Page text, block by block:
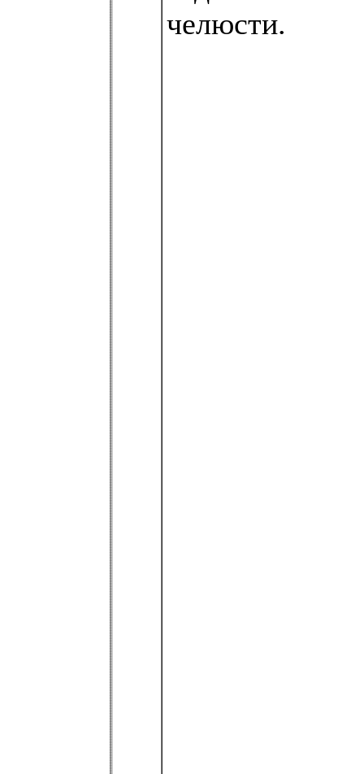
челюсти.